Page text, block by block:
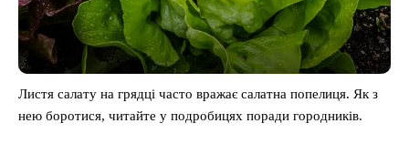
Листя салату на грядці часто вражає салатна попелиця. Як з
нею боротися, читайте у подробицях поради городників.